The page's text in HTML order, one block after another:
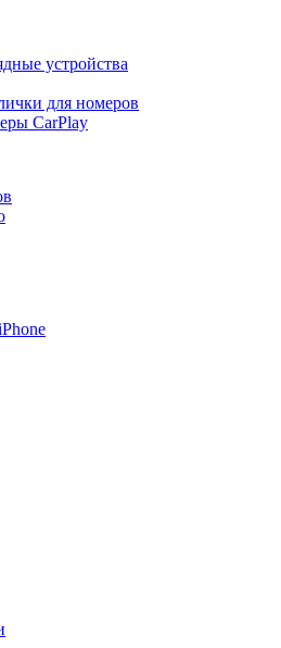
устройства
для номеров
CarPlay